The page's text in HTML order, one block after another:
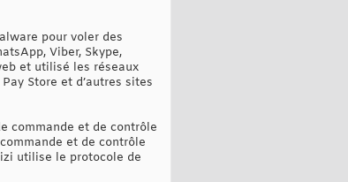
pour voler des
Viber, Skype,
et utilisé les réseaux
Store et d’autres sites
commande et de contrôle
et de contrôle
utilise le protocole de